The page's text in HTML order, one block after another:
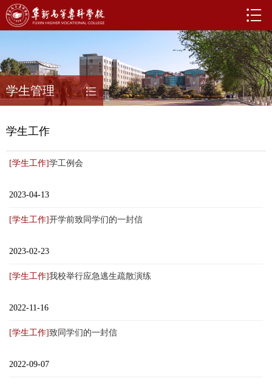
学生管理
学生工作
[学生工作]学工例会
2023-04-13
[学生工作]开学前致同学们的一封信
2023-02-23
[学生工作]我校举行应急逃生疏散演练
2022-11-16
[学生工作]致同学们的一封信
2022-09-07